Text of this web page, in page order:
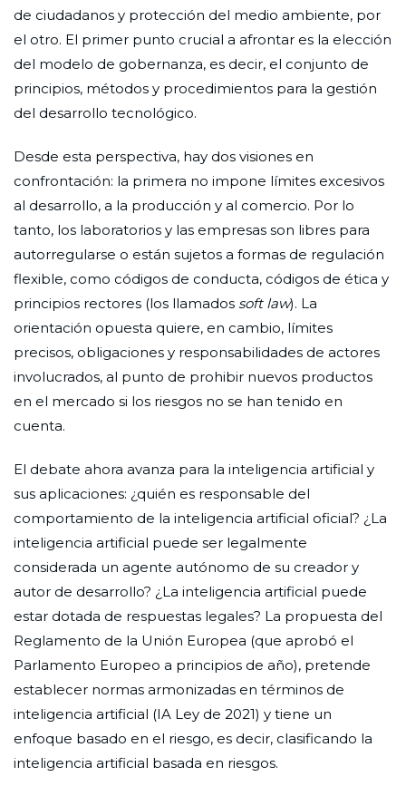
de ciudadanos y protección del medio ambiente, por
el otro. El primer punto crucial a afrontar es la elección
del modelo de gobernanza, es decir, el conjunto de
principios, métodos y procedimientos para la gestión
del desarrollo tecnológico.
Desde esta perspectiva, hay dos visiones en
confrontación: la primera no impone límites excesivos
al desarrollo, a la producción y al comercio. Por lo
tanto, los laboratorios y las empresas son libres para
autorregularse o están sujetos a formas de regulación
flexible, como códigos de conducta, códigos de ética y
principios rectores (los llamados soft law). La
orientación opuesta quiere, en cambio, límites
precisos, obligaciones y responsabilidades de actores
involucrados, al punto de prohibir nuevos productos
en el mercado si los riesgos no se han tenido en
cuenta.
El debate ahora avanza para la inteligencia artificial y
sus aplicaciones: ¿quién es responsable del
comportamiento de la inteligencia artificial oficial? ¿La
inteligencia artificial puede ser legalmente
considerada un agente autónomo de su creador y
autor de desarrollo? ¿La inteligencia artificial puede
estar dotada de respuestas legales? La propuesta del
Reglamento de la Unión Europea (que aprobó el
Parlamento Europeo a principios de año), pretende
establecer normas armonizadas en términos de
inteligencia artificial (IA Ley de 2021) y tiene un
enfoque basado en el riesgo, es decir, clasificando la
inteligencia artificial basada en riesgos.